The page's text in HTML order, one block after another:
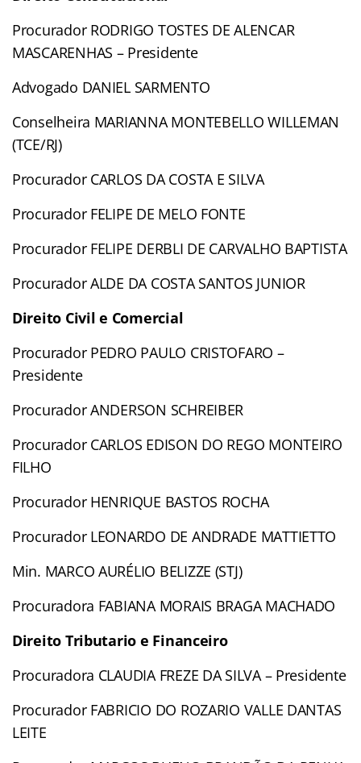
Procurador RODRIGO TOSTES DE ALENCAR
MASCARENHAS – Presidente
Advogado DANIEL SARMENTO
Conselheira MARIANNA MONTEBELLO WILLEMAN
(TCE/RJ)
Procurador CARLOS DA COSTA E SILVA
Procurador FELIPE DE MELO FONTE
Procurador FELIPE DERBLI DE CARVALHO BAPTISTA
Procurador ALDE DA COSTA SANTOS JUNIOR
Direito Civil e Comercial
Procurador PEDRO PAULO CRISTOFARO –
Presidente
Procurador ANDERSON SCHREIBER
Procurador CARLOS EDISON DO REGO MONTEIRO
FILHO
Procurador HENRIQUE BASTOS ROCHA
Procurador LEONARDO DE ANDRADE MATTIETTO
Min. MARCO AURÉLIO BELIZZE (STJ)
Procuradora FABIANA MORAIS BRAGA MACHADO
Direito Tributario e Financeiro
Procuradora CLAUDIA FREZE DA SILVA – Presidente
Procurador FABRICIO DO ROZARIO VALLE DANTAS
LEITE